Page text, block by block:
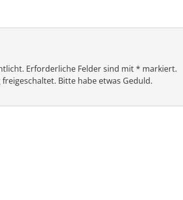
Erforderliche Felder sind mit * markiert.
Bitte habe etwas Geduld.